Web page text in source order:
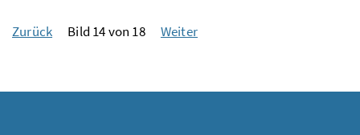
Zurück Bild 14 von 18 Weiter